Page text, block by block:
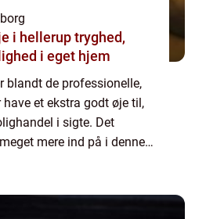
tryghed,
i eget hjem
blandt de professionelle,
et ekstra godt øje til,
i sigte. Det
mere ind på i denne